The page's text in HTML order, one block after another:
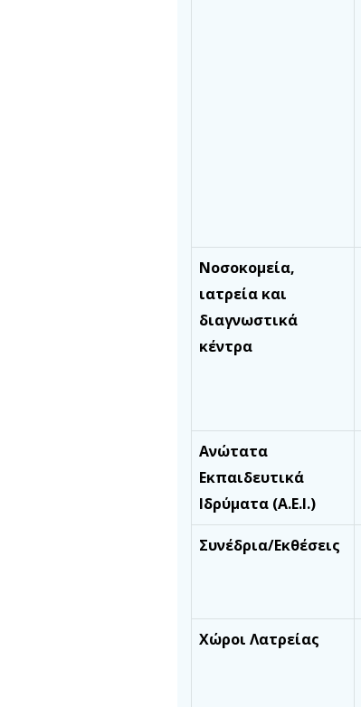
Νοσοκομεία,
ιατρεία και
διαγνωστικά
κέντρα
Ανώτατα
Εκπαιδευτικά
Ιδρύματα (Α.Ε.Ι.)
Συνέδρια/Εκθέσεις
Χώροι Λατρείας